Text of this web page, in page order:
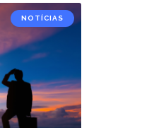
NOTÍCIAS